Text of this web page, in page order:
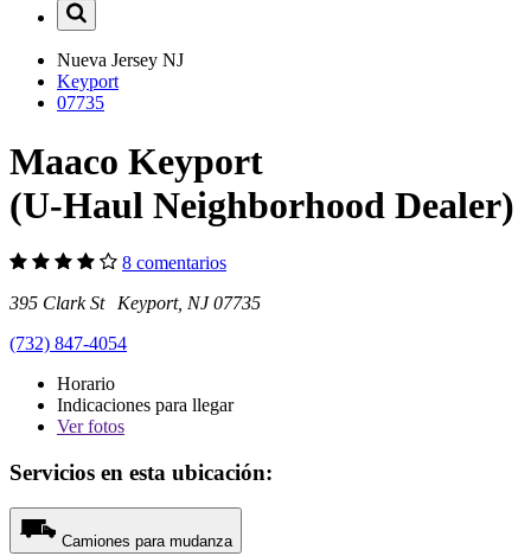
Nueva Jersey NJ
Keyport
07735
Maaco Keyport
(U-Haul Neighborhood Dealer)
8 comentarios
395 Clark St Keyport, NJ 07735
(732) 847-4054
Horario
Indicaciones para llegar
Verfotos
Servicios en esta ubicación:
Camiones para mudanza